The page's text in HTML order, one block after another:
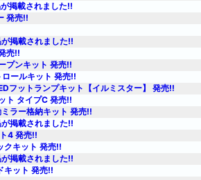
掲載されました!!
発売!!
掲載されました!!
売!!
プンキット 発売!!
ールキット 発売!!
フットランプキット【イルミスター】 発売!!
ト タイプC 発売!!
ラー格納キット 発売!!
掲載されました!!
4 発売!!
クキット 発売!!
掲載されました!!
キット 発売!!